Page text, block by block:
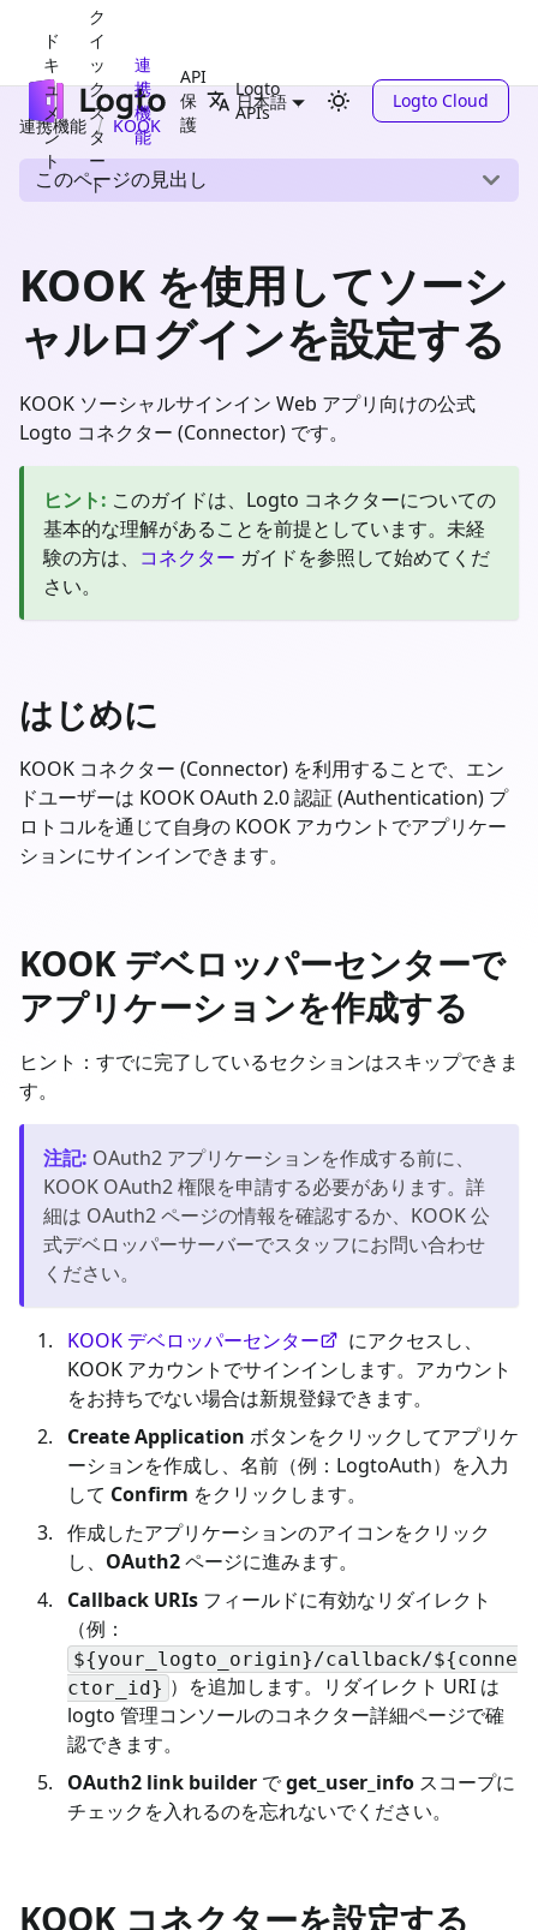
ド
キ
ュ
メ
ン
ト
ク
イ
ッ
ク
ス
タ
ー
ト
連
携
機
能
API
保
護
Logto
APIs
日本語
Logto Cloud
連携機能
KOOK
このページの見出し
KOOK を使用してソーシ
ャルログインを設定する
KOOK ソーシャルサインイン Web アプリ向けの公式
Logto コネクター (Connector) です。
ヒント: このガイドは、Logto コネクターについての
基本的な理解があることを前提としています。未経
験の方は、 コネクター ガイドを参照して始めてくだ
さい。
はじめに
KOOK コネクター (Connector) を利用することで、エン
ドユーザーは KOOK OAuth 2.0 認証 (Authentication) プ
ロトコルを通じて自身の KOOK アカウントでアプリケー
ションにサインインできます。
KOOK デベロッパーセンターで
アプリケーションを作成する
ヒント：すでに完了しているセクションはスキップできま
す。
注記: OAuth2 アプリケーションを作成する前に、
KOOK OAuth2 権限を申請する必要があります。詳
細は OAuth2 ページの情報を確認するか、KOOK 公
式デベロッパーサーバーでスタッフにお問い合わせ
ください。
KOOK デベロッパーセンター
にアクセスし、
KOOK アカウントでサインインします。アカウント
をお持ちでない場合は新規登録できます。
Create Application ボタンをクリックしてアプリケ
ーションを作成し、名前（例：LogtoAuth）を入力
して Confirm をクリックします。
作成したアプリケーションのアイコンをクリック
し、 OAuth2ページに進みます。
Callback URIs フィールドに有効なリダイレクト
（例：
${your_logto_origin}/callback/${conne
ctor_id} ）を追加します。リダイレクト URI は
logto 管理コンソールのコネクター詳細ページで確
認できます。
OAuth2 link builder でget_user_info スコープに
チェックを入れるのを忘れないでください。
KOOK コネクターを設定する